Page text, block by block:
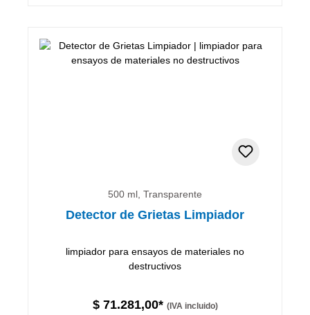
500 ml, Transparente
Detector de Grietas Limpiador
limpiador para ensayos de materiales no
destructivos
$ 71.281,00* (IVA incluido)